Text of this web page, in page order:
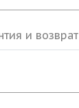
и возврат